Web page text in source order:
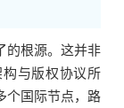
的根源。这并非
与版权协议所
个国际节点，路